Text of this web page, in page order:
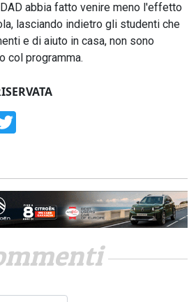
abbia fatto venire meno l'effetto
lasciando indietro gli studenti che
e di aiuto in casa, non sono
col programma.